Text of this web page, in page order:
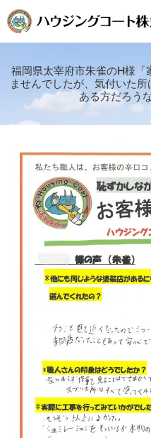
福岡県太宰府市朱雀のH様「
ませんでしたが、気付いた
ある方だろう